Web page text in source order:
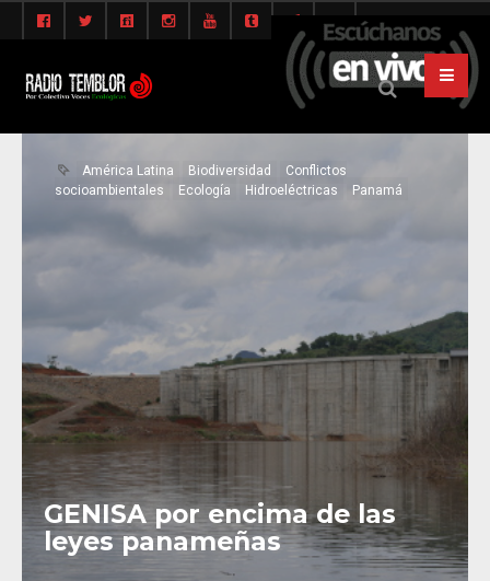
América Latina Biodiversidad
Conflictos
socioambientales
Ecología Hidroeléctricas Panamá
GENISA por encima de las
leyes panameñas